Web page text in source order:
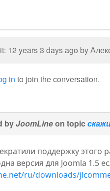
12 years 3 days ago by
in to join the conversation.
byJoomLineon topic
поддержку этого
версия для Joomla 1.5
ru/downloads/